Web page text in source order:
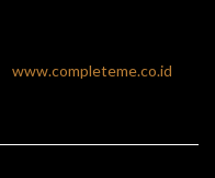
www.completeme.co.id